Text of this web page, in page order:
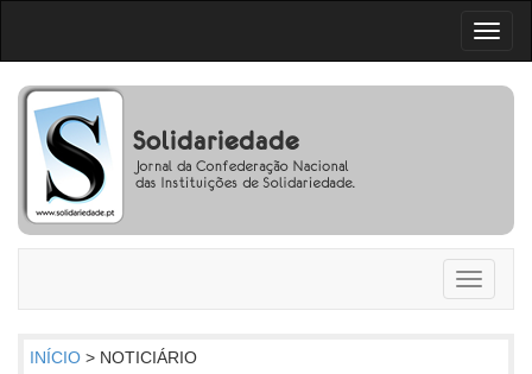
Toggle
INÍCIO > NOTICIÁRIO